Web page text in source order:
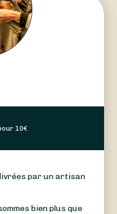
10€
par un artisan
bien plus que